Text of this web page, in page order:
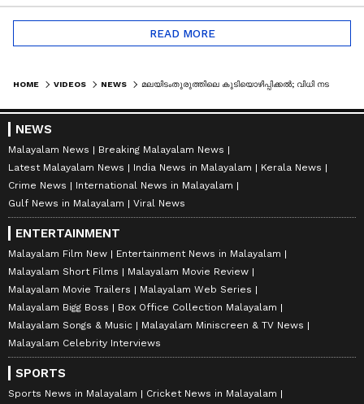
READ MORE
HOME VIDEOS NEWS
NEWS
Malayalam News
Breaking Malayalam News
Latest Malayalam News
India News in Malayalam
Kerala News
Crime News
International News in Malayalam
Gulf News in Malayalam
Viral News
ENTERTAINMENT
Malayalam Film New
Entertainment News in Malayalam
Malayalam Short Films
Malayalam Movie Review
Malayalam Movie Trailers
Malayalam Web Series
Malayalam Bigg Boss
Box Office Collection Malayalam
Malayalam Songs & Music
Malayalam Miniscreen & TV News
Malayalam Celebrity Interviews
SPORTS
Sports News in Malayalam
Cricket News in Malayalam